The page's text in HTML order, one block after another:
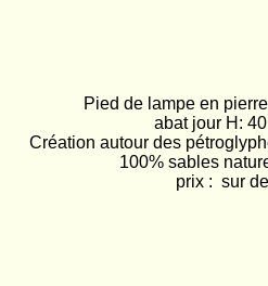
Pied de lampe en
abat jour H:
Création autour des
100% sables
prix : sur